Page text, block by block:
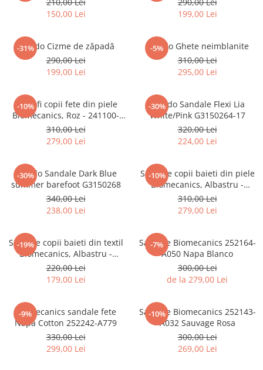
150,00 Lei
199,00 Lei
-31%
Froddo Cizme de zăpadă
290,00 Lei
199,00 Lei
-5%
Froddo Ghete neimblanite
310,00 Lei
295,00 Lei
-10%
Pantofi copii fete din piele
Biomecanics, Roz - 241100-
A779
310,00 Lei
279,00 Lei
-30%
Froddo Sandale Flexi Lia
White/Pink G3150264-17
320,00 Lei
224,00 Lei
-30%
Froddo Sandale Dark Blue
summer barefoot G3150268
340,00 Lei
238,00 Lei
-10%
Sandale copii baieti din piele
Biomecanics, Albastru -
252116-A556
310,00 Lei
279,00 Lei
-19%
Sandale copii baieti din textil
Biomecanics, Albastru -
252179-A556
220,00 Lei
179,00 Lei
-7%
Sandale Biomecanics 252164-
A050 Napa Blanco
300,00 Lei
de la 279,00 Lei
-9%
Biomecanics sandale fete
Napa Cotton 252242-A779
330,00 Lei
299,00 Lei
-10%
Sandale Biomecanics 252143-
A032 Sauvage Rosa
300,00 Lei
269,00 Lei